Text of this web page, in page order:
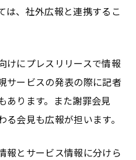
は、社外広報と連携するこ
けにプレスリリースで情報
サービスの発表の際に記者
あります。また謝罪会見
る会見も広報が担います。
報とサービス情報に分けら